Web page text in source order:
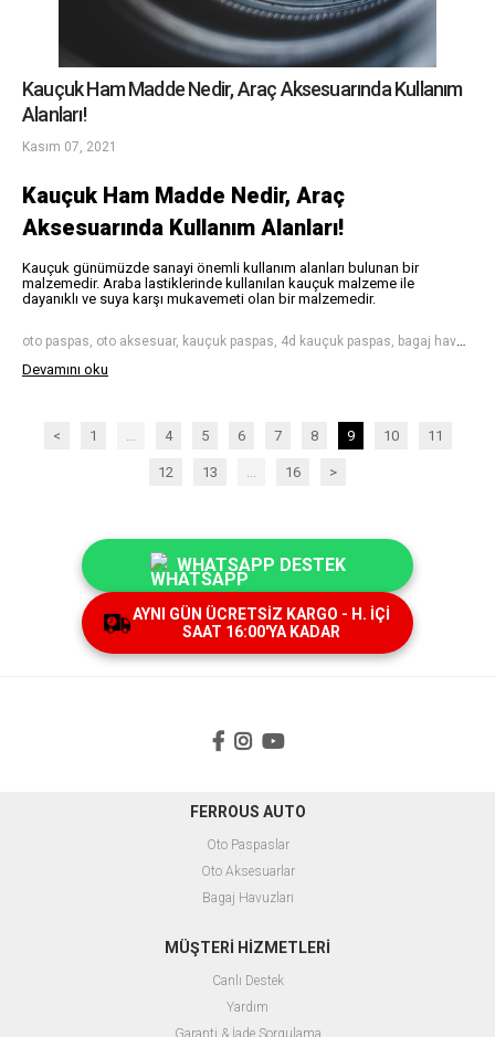
Kauçuk Ham Madde Nedir, Araç Aksesuarında Kullanım
Alanları!
Kasım 07, 2021
Kauçuk Ham Madde Nedir, Araç
Aksesuarında Kullanım Alanları!
Kauçuk günümüzde sanayi önemli kullanım alanları bulunan bir
malzemedir. Araba lastiklerinde kullanılan kauçuk malzeme ile
dayanıklı ve suya karşı mukavemeti olan bir malzemedir.
oto paspas, oto aksesuar, kauçuk paspas, 4d kauçuk paspas, bagaj havuzu, 4d bagaj havuzu, araba paspas, kauçuk
Devamını oku
< 1 ... 4 5 6 7 8 9 10 11
12 13 ... 16 >
WHATSAPP DESTEK
AYNI GÜN ÜCRETSİZ KARGO - H. İÇİ
SAAT 16:00'YA KADAR
FERROUS AUTO
Oto Paspaslar
Oto Aksesuarlar
Bagaj Havuzları
MÜŞTERİ HİZMETLERİ
Canlı Destek
Yardım